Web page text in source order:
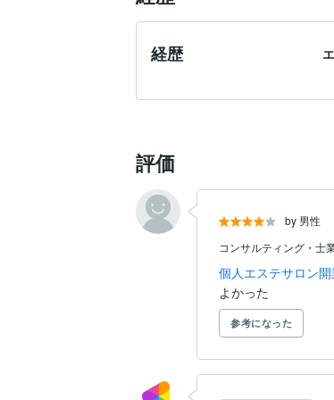
経歴
評価
by 男性
コンサルティング・士
個人エステサロン
よかった
参考になった